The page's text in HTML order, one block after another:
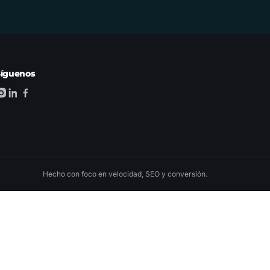
Hecho con foco en velocidad, SEO y conversión.